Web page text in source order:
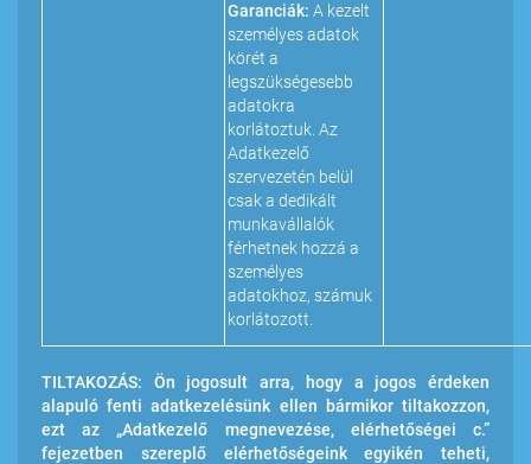
Garanciák: A kezelt
személyes adatok
körét a
legszükségesebb
adatokra
korlátoztuk. Az
Adatkezelő
szervezetén belül
csak a dedikált
munkavállalók
férhetnek hozzá a
személyes
adatokhoz, számuk
korlátozott.
TILTAKOZÁS: Ön jogosult arra, hogy a jogos érdeken
alapuló fenti adatkezelésünk ellen bármikor tiltakozzon,
ezt az „Adatkezelő megnevezése, elérhetőségei c.”
fejezetben szereplő elérhetőségeink egyikén teheti,